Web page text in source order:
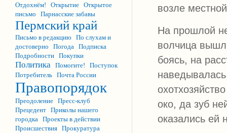
Отдохнём!
Открытие Открытое
письмо
Парнасские забавы
Пермский край
Письмо в редакцию По слухам и
достоверно
Погода Подписка
Подробности Покупки
Политика Помогите!
Поступок
Потребитель Почта России
Правопорядок
Преодоление Пресс-клуб
Прецедент Приколы нашего
городка Проекты в действии
Происшествия Прокуратура
возле
На прошлой
волчица
боясь, на
око, да зуб
оказались ей